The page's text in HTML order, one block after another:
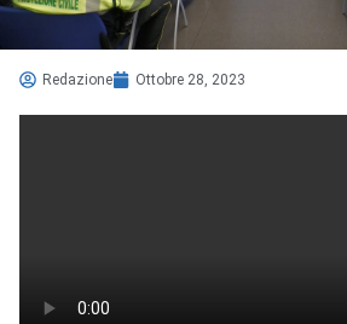
Redazione Ottobre 28, 2023